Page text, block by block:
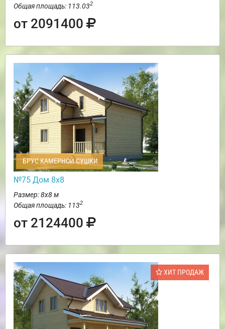
Общая площадь: 113.032
от 2091400
БРУС КАМЕРНОЙ СУШКИ
№75 Дом 8х8
Размер: 8х8 м
Общая площадь: 1132
от 2124400
ХИТ ПРОДАЖ